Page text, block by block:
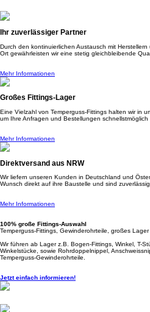
Ihr zuverlässiger Partner
Durch den kontinuierlichen Austausch mit
Ort gewährleisten wir eine stetig gleichbleibende
Mehr Informationen
Großes Fittings-Lager
Eine Vielzahl von Temperguss-Fittings halten wir in
um Ihre Anfragen und Bestellungen schnellstmöglich
Mehr Informationen
Direktversand aus NRW
Wir liefern unseren Kunden in Deutschland und
Wunsch direkt auf ihre Baustelle und sind
Mehr Informationen
100% große Fittings-Auswahl
Temperguss-Fittings, Gewinderohrteile, großes Lager
Wir führen ab Lager z.B. Bogen-Fittings, Winkel, T-
Winkelstücke, sowie Rohrdoppelnippel,
Temperguss-Gewinderohrteile.
Jetzt einfach informieren!